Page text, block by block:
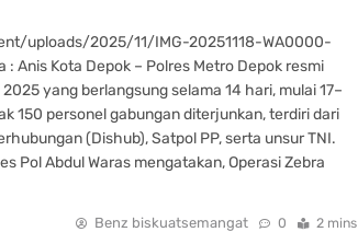
uploads/2025/11/IMG-20251118-WA0000-
: Anis Kota Depok – Polres Metro Depok resmi
yang berlangsung selama 14 hari, mulai 17–
150 personel gabungan diterjunkan, terdiri dari
(Dishub), Satpol PP, serta unsur TNI.
Pol Abdul Waras mengatakan, Operasi Zebra
Benz biskuatsemangat 0 2 mins